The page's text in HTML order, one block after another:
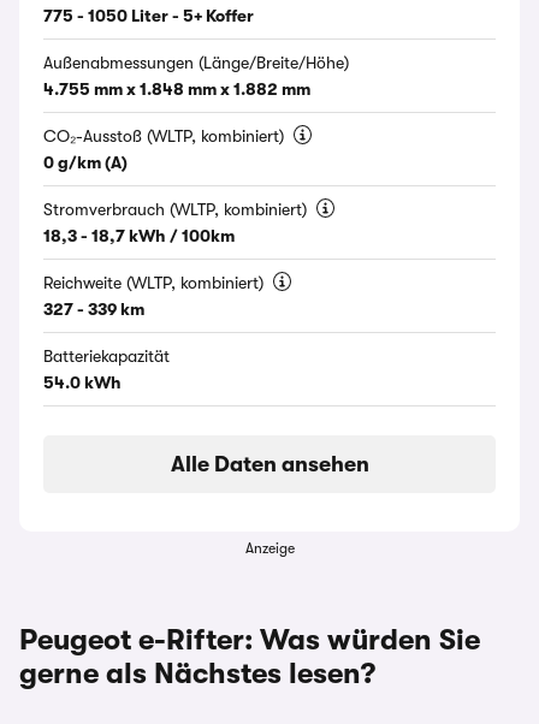
775 - 1050 Liter - 5+ Koffer
Außenabmessungen (Länge/Breite/Höhe)
4.755 mm x 1.848 mm x 1.882 mm
CO₂-Ausstoß (WLTP, kombiniert)
0 g/km (A)
Stromverbrauch (WLTP, kombiniert)
18,3 - 18,7 kWh / 100km
Reichweite (WLTP, kombiniert)
327 - 339 km
Batteriekapazität
54.0 kWh
Alle Daten ansehen
Anzeige
Peugeot e-Rifter: Was würden Sie
gerne als Nächstes lesen?